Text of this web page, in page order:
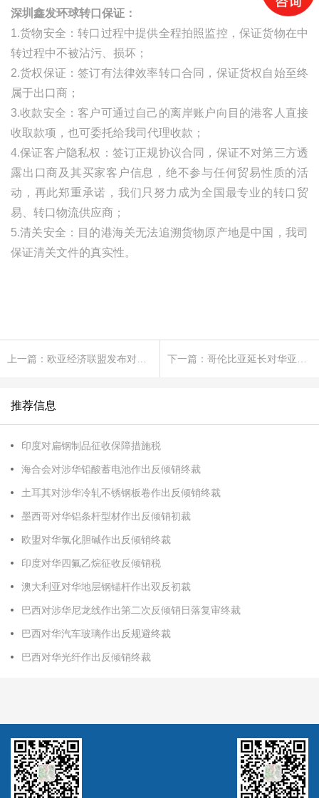
深圳鑫发环球转口保证：
1.货物安全：转口过程中提供全程拍照监控，保证货物在中
转过程中不被沾污、损坏；
2.货权保证：签订有法律效率转口合同，保证货权自始至终
属于出口商；
3.收款安全：客户可通过自己的离岸账户向目的港客人直接
收取款项，也可委托给我司代理收款；
4.保证客户隐私权：签订正规协议合同，保证不对第三方透
露出口商及其买家客户信息，绝不参与任何贸易性质的活
动，再此郑重承诺，我们只努力成为全国最专业的转口贸
易、转口物流供应商；
5.清关安全：目的港海关无法追溯货物原产地是中国，我司
保证清关文件的真实性。
推荐信息
印度对扁钢制品征收保障措施税
海合会对涉华铅酸蓄电池作出反倾销终裁
土耳其对涉华冷轧不锈钢板卷作出反倾销终裁
墨西哥对华铝条杆型材作出反倾销初裁
欧盟对华氯化胆碱作出反倾销终裁
印度对华四氟乙烷征收反倾销税
澳大利亚对华地层钢锚杆作出双反初裁
巴西对涉华尼龙线作出第二次反倾销日落复审终裁
巴西对华汽车玻璃作出反规避终裁
巴西对华光纤作出反倾销终裁